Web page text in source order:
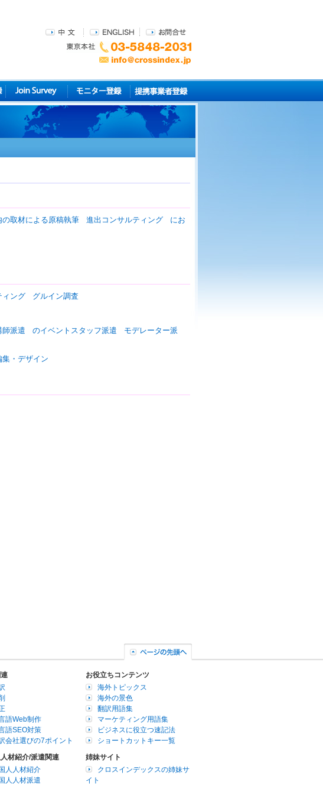
の取材による原稿執筆 進出コンサルティング
にお
ィング
グルイン調査
師派遣 のイベントスタッフ派遣
モデレーター派
集・デザイン
語Web制作
語SEO対策
会社選びの7ポイント
材紹介/派遣関連
人人材紹介
人人材派遣
お役立ちコンテンツ
海外トピックス
海外の景色
翻訳用語集
マーケティング用語集
ビジネスに役立つ速記法
ショートカットキー一覧
姉妹サイト
クロスインデックスの姉妹サ
イト